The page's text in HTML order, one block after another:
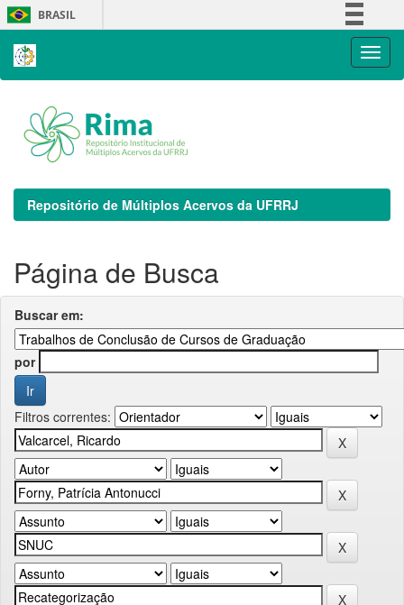
Skip
navigation
BRASIL
Repositório de Múltiplos Acervos da UFRRJ
Página de Busca
Buscar em:
por
Filtros correntes: